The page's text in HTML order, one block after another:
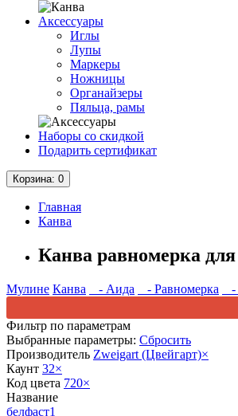
Аксессуары
Иглы
Лупы
Маркеры
Ножницы
Органайзеры
Пяльца, рамы
Наборы со скидкой
Подарить сертификат
Корзина: 0
Главная
Канва
Канва равномерка
Мулине Канва - Аида - Равномерка -
Фильтр по параметрам
Выбранные параметры: Сбросить
Производитель Zweigart (Цвейгарт)×
Каунт 32×
Код цвета 720×
Название
белфаст1